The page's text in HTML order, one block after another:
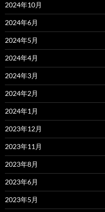
2024年10月
2024年6月
2024年5月
2024年4月
2024年3月
2024年2月
2024年1月
2023年12月
2023年11月
2023年8月
2023年6月
2023年5月